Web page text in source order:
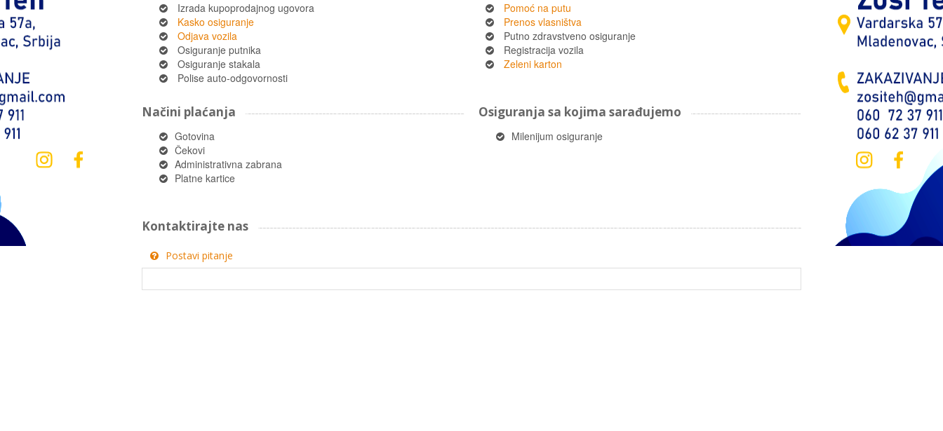
Izrada kupoprodajnog ugovora
Kasko osiguranje
Odjava vozila
Osiguranje putnika
Osiguranje stakala
Polise auto-odgovornosti
Pomoć na putu
Prenos vlasništva
Putno zdravstveno osiguranje
Registracija vozila
Zeleni karton
Načini plaćanja
Gotovina
Čekovi
Administrativna zabrana
Platne kartice
Osiguranja sa kojima sarađujemo
Milenijum osiguranje
Kontaktirajte nas
Postavi pitanje